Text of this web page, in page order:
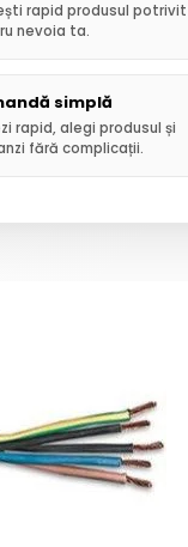
rapid produsul potrivit
nevoia ta.
simplă
rapid, alegi produsul și
fără complicații.